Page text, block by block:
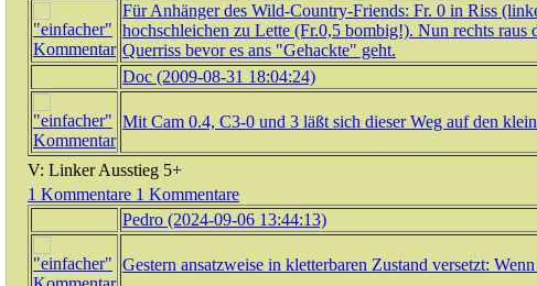
Für Anhänger des Wild-Country-Friends: Fr. 0 in Riss
hochschleichen zu Lette (Fr.0,5 bombig!). Nun rechts
Querriss bevor es ans "Gehackte" geht.
Doc (2009-08-31 18:04:24)
Mit Cam 0.4, C3-0 und 3 läßt sich dieser Weg auf den
V: Linker Ausstieg 5+
1 Kommentare 1 Kommentare
Pedro (2024-09-06 13:44:13)
Gestern ansatzweise in kletterbaren Zustand versetzt: